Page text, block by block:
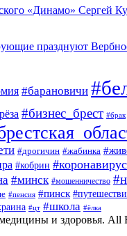
«Динамо» Сергей
празднуют
#барановичи
#бизнес_брест #брак
#дрогичин #жабинка
#кобрин #коронавирус
#минск #мошенничество
#пенсия #пинск
#цт #школа #ёлка
и здоровья. All